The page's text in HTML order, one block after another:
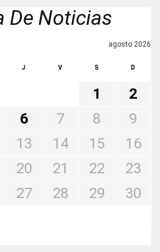
De Noticias
agosto 2026
J V S D
1
2
6 7 8
9
13 14 15
16
20 21 22
23
27 28 29
30